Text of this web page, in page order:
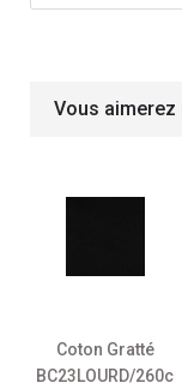
Vous aimerez
Coton Gratté
BC23LOURD/260c